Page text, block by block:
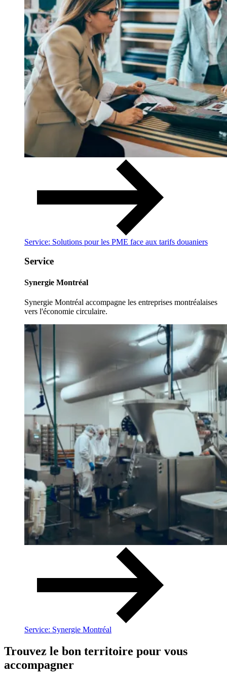
Service: Solutions pour les PME face aux tarifs douaniers
Service
Synergie Montréal
Synergie Montréal accompagne les entreprises montréalaises
vers l'économie circulaire.
Service: Synergie Montréal
Trouvez le bon territoire pour vous
accompagner